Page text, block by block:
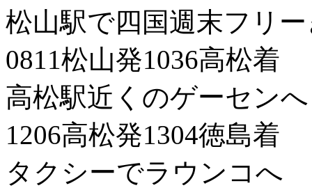
松山駅で四国週末フリ
0811松山発1036高松着
高松駅近くのゲーセンへ
1206高松発1304徳島着
タクシーでラウンコへ